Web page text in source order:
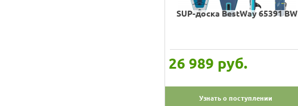
SUP-доска BestWay 65391 BW
26 989 руб.
Узнать о поступлении